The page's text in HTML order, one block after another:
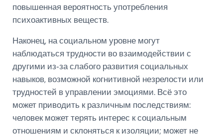
повышенная вероятность употребления
психоактивных веществ.
Наконец, на социальном уровне могут
наблюдаться трудности во взаимодействии с
другими из‑за слабого развития социальных
навыков, возможной когнитивной незрелости или
трудностей в управлении эмоциями. Всё это
может приводить к различным последствиям:
человек может терять интерес к социальным
отношениям и склоняться к изоляции; может не